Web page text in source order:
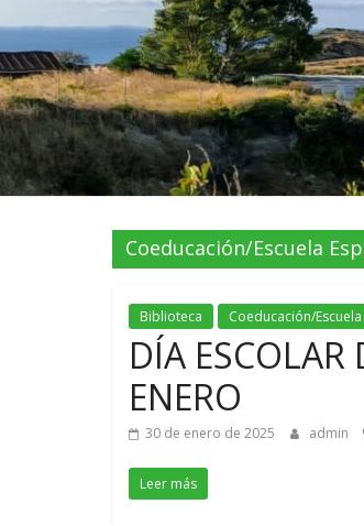
Coeducación/Escuela
Biblioteca Coeducación/
DÍA
ENERO
30 de enero de 2025 admin
Leer más